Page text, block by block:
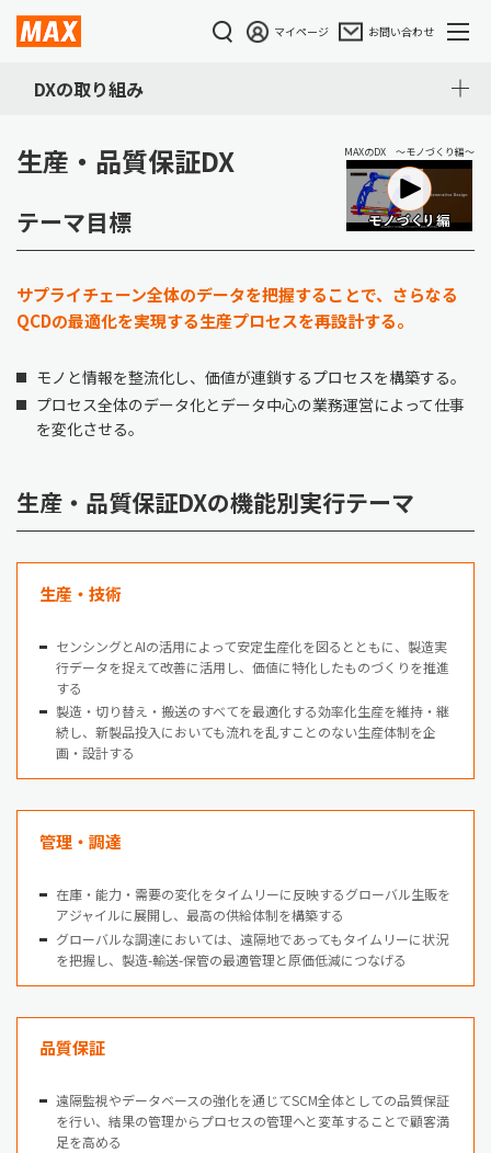
マイページ お問い合わせ
DXの取り組み
生産・品質保証DX MAXのDX ～モノづくり編～
テーマ目標
サプライチェーン全体のデータを把握することで、さらなる
QCDの最適化を実現する生産プロセスを再設計する。
モノと情報を整流化し、価値が連鎖するプロセスを構築する。
プロセス全体のデータ化とデータ中心の業務運営によって仕事
を変化させる。
生産・品質保証DXの機能別実行テーマ
生産・技術
センシングとAIの活用によって安定生産化を図るとともに、製造実
行データを捉えて改善に活用し、価値に特化したものづくりを推進
する
製造・切り替え・搬送のすべてを最適化する効率化生産を維持・継
続し、新製品投入においても流れを乱すことのない生産体制を企
画・設計する
管理・調達
在庫・能力・需要の変化をタイムリーに反映するグローバル生販を
アジャイルに展開し、最高の供給体制を構築する
グローバルな調達においては、遠隔地であってもタイムリーに状況
を把握し、製造-輸送-保管の最適管理と原価低減につなげる
品質保証
遠隔監視やデータベースの強化を通じてSCM全体としての品質保証
を行い、結果の管理からプロセスの管理へと変革することで顧客満
足を高める